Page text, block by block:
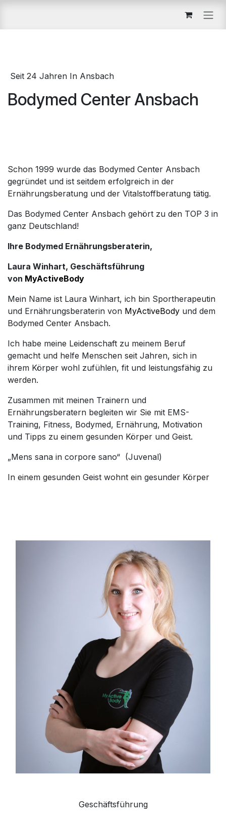
Seit 24 Jahren In Ansbach
Bodymed Center Ansbach
Schon 1999 wurde das Bodymed Center Ansbach
gegründet und ist seitdem erfolgreich in der
Ernährungsberatung und der Vitalstoffberatung tätig.
Das Bodymed Center Ansbach gehört zu den TOP 3 in
ganz Deutschland!
Ihre Bodymed Ernährungsberaterin,
Laura Winhart, Geschäftsführung
von MyActiveBody
Mein Name ist Laura Winhart, ich bin Sportherapeutin
und Ernährungsberaterin von MyActiveBody und dem
Bodymed Center Ansbach.
Ich habe meine Leidenschaft zu meinem Beruf
gemacht und helfe Menschen seit Jahren, sich in
ihrem Körper wohl zufühlen, fit und leistungsfähig zu
werden.
Zusammen mit meinen Trainern und
Ernährungsberatern begleiten wir Sie mit EMS-
Training, Fitness, Bodymed, Ernährung, Motivation
und Tipps zu einem gesunden Körper und Geist.
„Mens sana in corpore sano“ (Juvenal)
In einem gesunden Geist wohnt ein gesunder Körper
Geschäftsführung